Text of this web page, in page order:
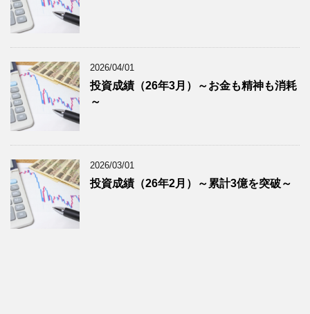
2026/04/01
投資成績（26年3月）～お金も精神も消耗
～
2026/03/01
投資成績（26年2月）～累計3億を突破～